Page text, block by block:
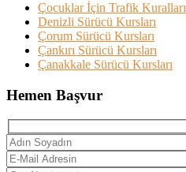
Çocuklar İçin Trafik Kuralları
Denizli Sürücü Kursları
Çorum Sürücü Kursları
Çankırı Sürücü Kursları
Çanakkale Sürücü Kursları
Hemen Başvur